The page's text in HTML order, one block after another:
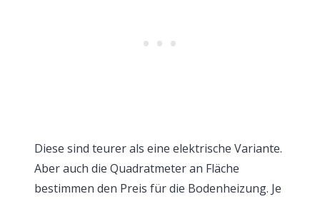
Diese sind teurer als eine elektrische Variante.
Aber auch die Quadratmeter an Fläche
bestimmen den Preis für die Bodenheizung. Je